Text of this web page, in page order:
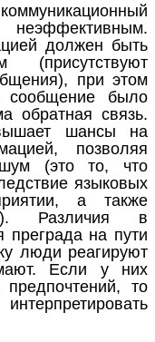
должен быть
(присутствуют
при этом
сообщение было
обратная связь.
шансы на
позволяя
шум (это то, что
языковых
а также
Различия в
преграда на пути
люди реагируют
Если у них
то